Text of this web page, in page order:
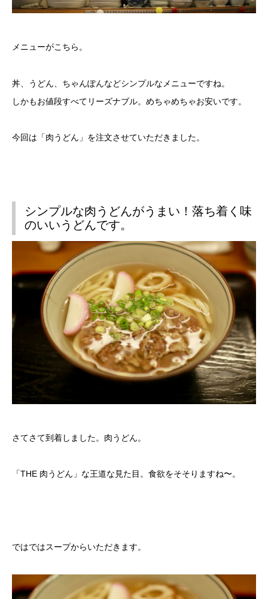
メニューがこちら。
丼、うどん、ちゃんぽんなどシンプルなメニューですね。
しかもお値段すべてリーズナブル。めちゃめちゃお安いです。
今回は「肉うどん」を注文させていただきました。
シンプルな肉うどんがうまい！落ち着く味
のいいうどんです。
さてさて到着しました。肉うどん。
「THE 肉うどん」な王道な見た目。食欲をそそりますね〜。
ではではスープからいただきます。